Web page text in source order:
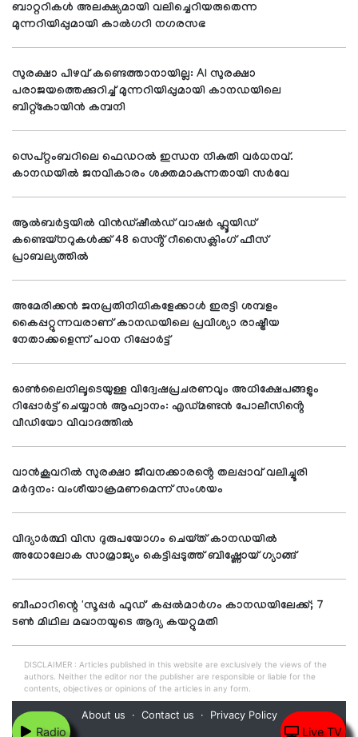
Radio Live TV
ബാറ്ററികൾ അലക്ഷ്യമായി വലിച്ചെറിയരുതെന്ന
മുന്നറിയിപ്പുമായി കാൽഗറി നഗരസഭ
സുരക്ഷാ പിഴവ് കണ്ടെത്താനായില്ല: AI സുരക്ഷാ
പരാജയത്തെക്കുറിച്ച് മുന്നറിയിപ്പുമായി കാനഡയിലെ
ബിറ്റ്‌കോയിൻ കമ്പനി
സെപ്റ്റംബറിലെ ഫെഡറൽ ഇന്ധന നികുതി വർധനവ്.
കാനഡയിൽ ജനവികാരം ശക്തമാകുന്നതായി സർവേ
ആൽബർട്ടയിൽ വിൻഡ്‌ഷീൽഡ് വാഷർ ഫ്ലൂയിഡ്
കണ്ടെയ്നറുകൾക്ക് 48 സെൻ്റ് റീസൈക്ലിംഗ് ഫീസ്
പ്രാബല്യത്തിൽ
അമേരിക്കൻ ജനപ്രതിനിധികളേക്കാൾ ഇരട്ടി ശമ്പളം
കൈപ്പറ്റുന്നവരാണ് കാനഡയിലെ പ്രവിശ്യാ രാഷ്ട്രീയ
നേതാക്കളെന്ന് പഠന റിപ്പോർട്ട്
ഓൺലൈനിലൂടെയുള്ള വിദ്വേഷപ്രചരണവും അധിക്ഷേപങ്ങളും
റിപ്പോർട്ട് ചെയ്യാൻ ആഹ്വാനം: എഡ്മണ്ടൻ പോലീസിൻ്റെ
വീഡിയോ വിവാദത്തിൽ
വാൻകൂവറിൽ സുരക്ഷാ ജീവനക്കാരൻ്റെ തലപ്പാവ് വലിച്ചൂരി
മർദ്ദനം: വംശീയാക്രമണമെന്ന് സംശയം
വിദ്യാർത്ഥി വിസ ദുരുപയോഗം ചെയ്ത് കാനഡയിൽ
അധോലോക സാമ്രാജ്യം കെട്ടിപ്പടുത്ത് ബിഷ്ണോയ് ഗ്യാങ്ങ്
ബീഹാറിന്റെ 'സൂപ്പര്‍ ഫുഡ്' കപ്പല്‍മാര്‍ഗം കാനഡയിലേക്ക്; 7
ടണ്‍ മിഥില മഖാനയുടെ ആദ്യ കയറ്റുമതി
DISCLAIMER : Articles published in this website are exclusively the views of the
authors. Neither the editor nor the publisher are responsible or liable for the
contents, objectives or opinions of the articles in any form.
About us Contact us Privacy Policy